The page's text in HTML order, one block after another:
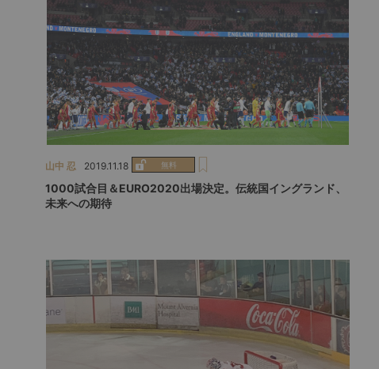
山中 忍 2019.11.18
1000試合目＆EURO2020出場決定。伝統国イングランド、
未来への期待